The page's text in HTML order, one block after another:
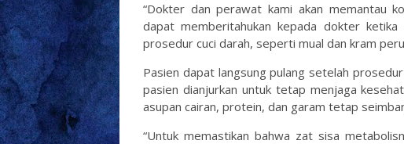
“Dokter dan perawat kami akan memantau
dapat memberitahukan kepada dokter ketika
prosedur cuci darah, seperti mual dan kram
Pasien dapat langsung pulang setelah
pasien dianjurkan untuk tetap menjaga
asupan cairan, protein, dan garam tetap
“Untuk memastikan bahwa zat sisa